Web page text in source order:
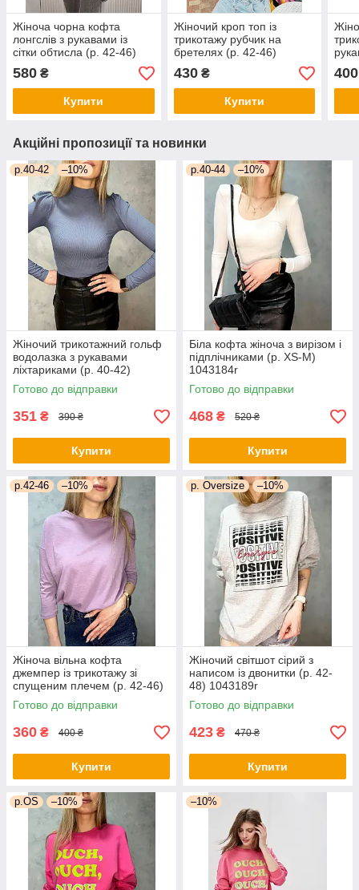
Жіноча чорна кофта
лонгслів з рукавами із
сітки обтисла (р. 42-46)
580 ₴
Купити
Жіночий кроп топ із
трикотажу рубчик на
бретелях (р. 42-46)
430₴
Купити
400
Акційні пропозиції та новинки
р.40-42 –10%
Жіночий трикотажний гольф
водолазка з рукавами
ліхтариками (р. 40-42)
1043183r
Готово до відправки
351 ₴ 390 ₴
Купити
р.40-44 –10%
Біла кофта жіноча з вирізом і
підплічниками (р. XS-M)
1043184r
Готово до відправки
468 ₴ 520 ₴
Купити
р.42-46 –10%
Жіноча вільна кофта
джемпер із трикотажу зі
спущеним плечем (р. 42-46)
1043188r
Готово до відправки
360 ₴ 400 ₴
Купити
р. Oversize –10%
Жіночий світшот сірий з
написом із двонитки (р. 42-
48) 1043189r
Готово до відправки
423 ₴ 470 ₴
Купити
р.OS –10% –10%